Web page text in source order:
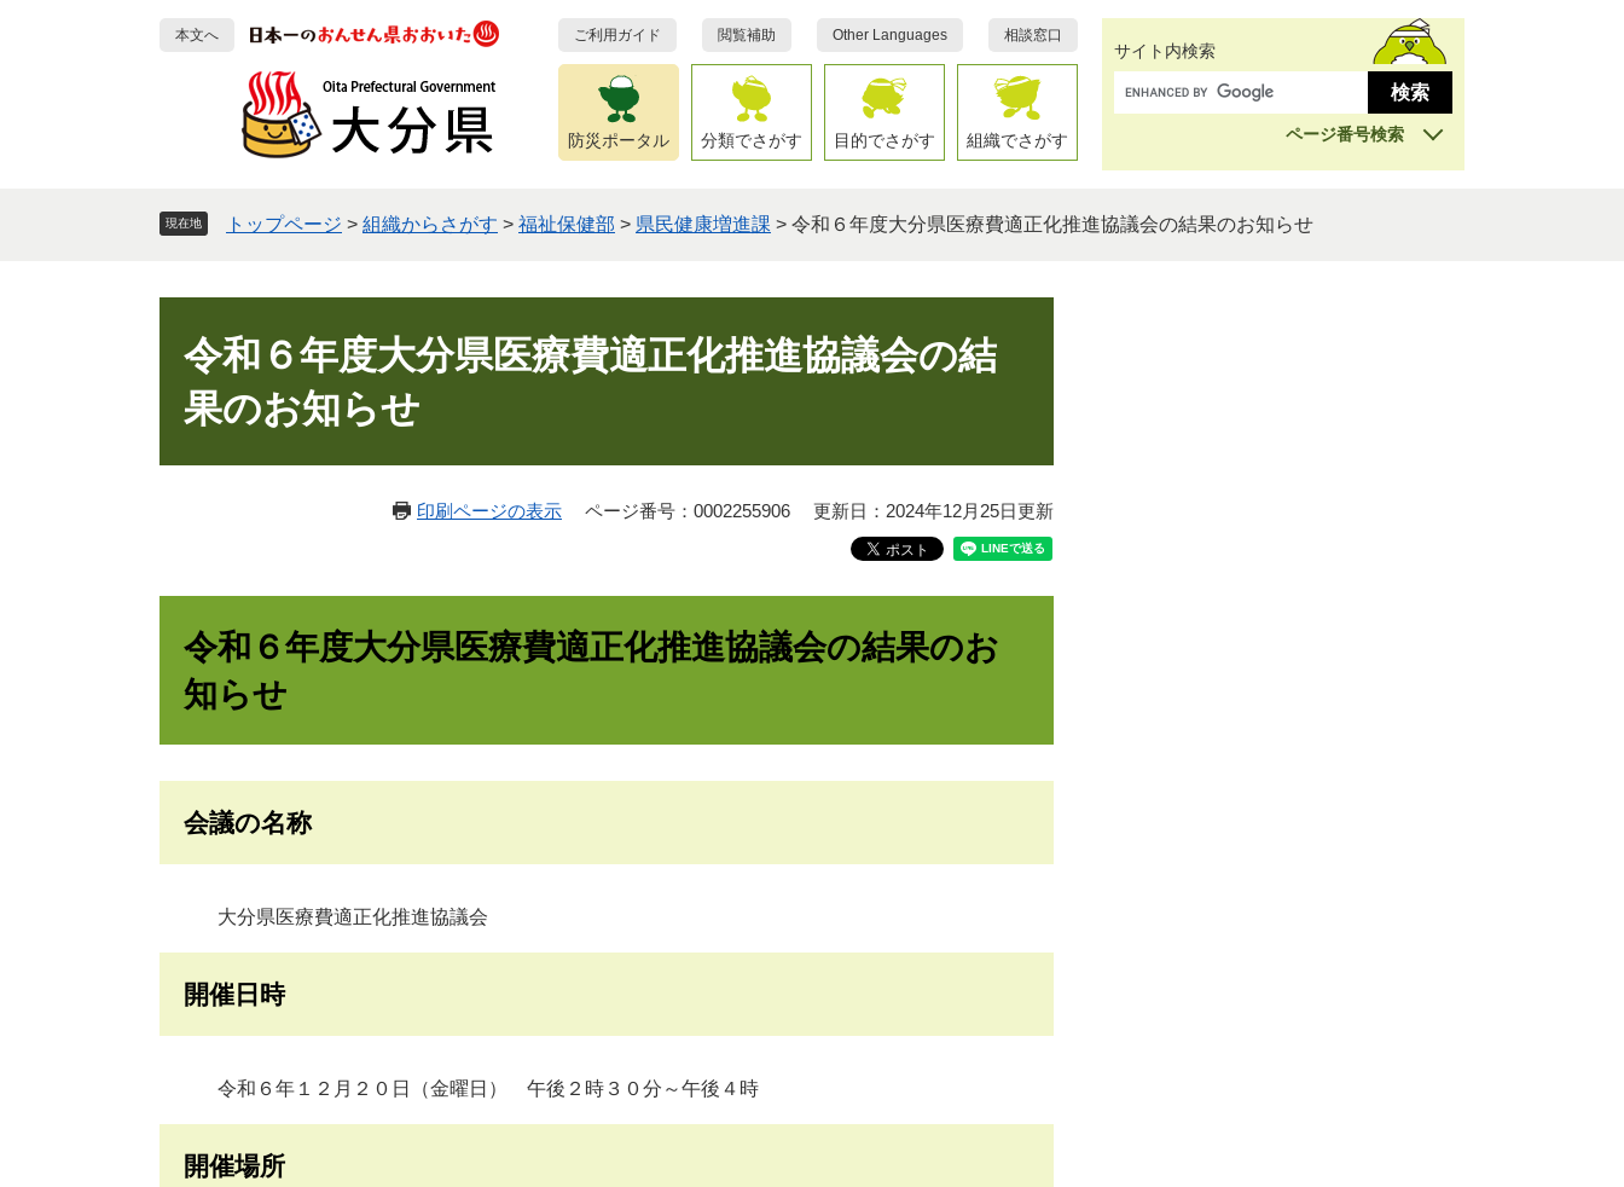
本文へ ご利用ガイド 閲覧補助 Other Languages 相談窓口
防災ポータル 分類でさがす 目的でさがす 組織でさがす
サイト内検索
ページ番号検索
現在地 トップページ > 組織からさがす > 福祉保健部 > 県民健康増進課 > 令和６年度大分県医療費適正化推進協議会の結果のお知らせ
令和６年度大分県医療費適正化推進協議会の結
果のお知らせ
印刷ページの表示 ページ番号：0002255906 更新日：2024年12月25日更新
令和６年度大分県医療費適正化推進協議会の結果のお
知らせ
会議の名称
大分県医療費適正化推進協議会
開催日時
令和６年１２月２０日（金曜日） 午後２時３０分～午後４時
開催場所